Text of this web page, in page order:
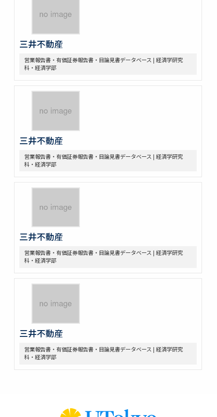
三井不動産
営業報告書・有価証券報告書・目論見書データベース | 経済学研究
科・経済学部
三井不動産
営業報告書・有価証券報告書・目論見書データベース | 経済学研究
科・経済学部
三井不動産
営業報告書・有価証券報告書・目論見書データベース | 経済学研究
科・経済学部
三井不動産
営業報告書・有価証券報告書・目論見書データベース | 経済学研究
科・経済学部